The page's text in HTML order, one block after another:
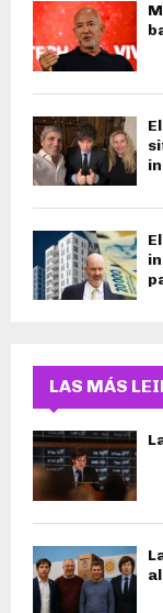
LAS MÁS